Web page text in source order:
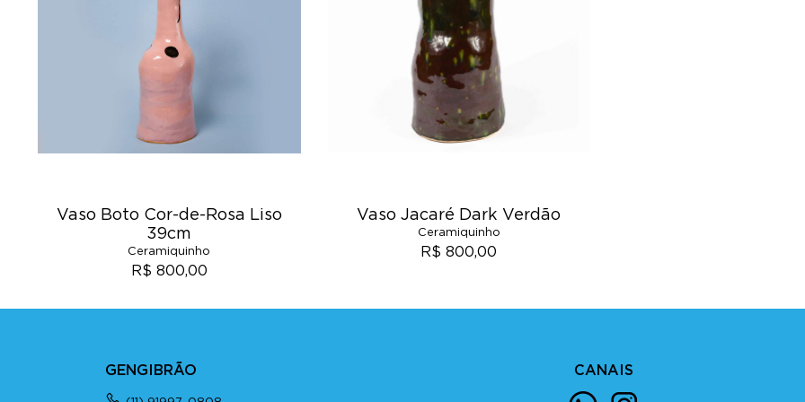
Vaso Boto Cor-de-Rosa Liso
39cm
Ceramiquinho
R$ 800,00
Vaso Jacaré Dark Verdão
Ceramiquinho
R$ 800,00
GENGIBRÃO CANAIS